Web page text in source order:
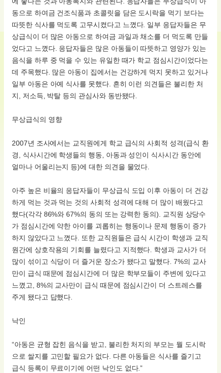
동으로 하여금 건조식품과 초콜릿을 담은 도시락을 먹기 보다는
따뜻한 식사를 먹도록 고무시켰다고 느꼈다. 일부 응답자들은 무
상급식이 더 많은 아동으로 하여금 과일과 채소를 더 먹도록 만들
었다고 느꼈다. 응답자들은 많은 아동들이 따뜻하고 영양가 있는
음식을 하루 중 먹을 수 있는 유일한 때가 학교 점심시간이었다는
데 주목했다. 많은 아동이 집에서는 건강하게 먹지 못하고 있거나
일부 아동은 아예 식사를 못했다. 흔히 이런 의견들은 불리한 처
지, 저소득, 박탈 등의 관심사와 동반됐다.
무상급식의 영향
2007년 조사에서는 교직원에게 학교 급식의 사회적 성격(급식 환
경, 식사시간에 학생들의 행동, 아동과 성인이 식사시간 동안에
얼마나 어울리는지 등)에 대한 의견을 물었다.
아주 높은 비율의 응답자들이 무상급식 도입 이후 아동이 더 건강
하게 먹는 것과 먹는 것의 사회적 성격에 대해 더 많이 배웠다고
했다(각각 86%와 67%의 동의 또는 강력한 동의). 교직원 상당수
가 점심시간에 약한 아이를 괴롭히는 행동이나 문제 행동이 증가
하지 않았다고 느꼈다. 또한 교직원들은 급식 시간이 학생과 교직
원간에 상호작용의 기회를 늘렸다고 지적했다. 학생과 교사가 더
많이 섞이고 식당이 더 즐거운 장소가 됐다고 말했다. 7%의 교사
만이 급식 때문에 점심시간에 더 많은 학부모들이 주변에 있다고
느꼈고, 8%의 교사만이 급식 때문에 점심시간이 더 스트레스를
주게 됐다고 답했다.
낙인
“아동은 균형 잡힌 음식을 받고, 불리한 처지의 부모는 뭘 도시락
으로 쌀지를 고민할 필요가 없다. 다른 아동들은 식사를 즐기고
급식 등록이 무료이기에 어떤 낙인도 없다.”